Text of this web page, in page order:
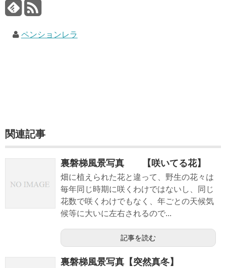
ペンションレラ
関連記事
裏磐梯風景写真 【咲いてる花】
畑に植えられた花と違って、野生の花々は
毎年同じ時期に咲くわけではないし、同じ
花数で咲くわけでもなく、年ごとの天候気
候等に大いに左右されるので...
記事を読む
裏磐梯風景写真【突然真冬】